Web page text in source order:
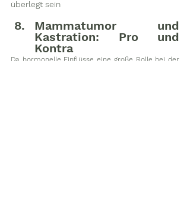
überlegt sein
Mammatumor und
Kastration: Pro und
Kontra
Da hormonelle Einflüsse eine große Rolle bei der